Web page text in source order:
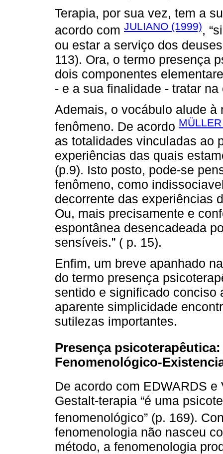
Terapia, por sua vez, tem a
acordo com JULIANO (1999),
ou estar a serviço dos
113). Ora, o termo presença
dois componentes
- e a sua finalidade - tratar
Ademais, o vocábulo alude à
fenômeno. De acordo
as totalidades vinculadas ao
experiências das quais
(p.9). Isto posto, pode-se
fenômeno, como
decorrente das experiências
Ou, mais precisamente e
espontânea desencadeada
sensíveis.” ( p. 15).
Enfim, um breve apanhado
do termo presença
sentido e significado conciso
aparente simplicidade
sutilezas importantes.
Presença
Fenomenológico-
De acordo com EDWARDS
Gestalt-terapia “é uma
fenomenológico” (p. 169).
fenomenologia não nasceu
método, a fenomenologia